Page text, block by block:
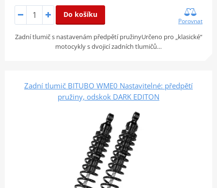
Do košíku
Porovnat
Zadní tlumič s nastavenám předpětí pružinyUrčeno pro „klasické“
motocykly s dvojicí zadních tlumičů…
Zadní tlumič BITUBO WME0 Nastavitelné: předpětí
pružiny, odskok DARK EDITON